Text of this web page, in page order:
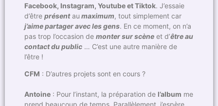
Facebook, Instagram, Youtube et Tiktok. J’essaie
d’être présentau maximum, tout simplement car
j’aime partager avec les gens. En ce moment, on n’a
pas trop l’occasion de monter sur scène et d’être au
contact du public … C’est une autre manière de
l’être !
CFM : D’autres projets sont en cours ?
Antoine : Pour l’instant, la préparation de l’album me
prend beaucoup de temps. Parallèlement, j’espère